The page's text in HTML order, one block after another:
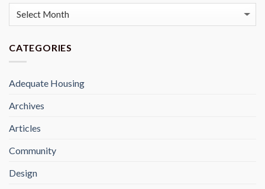
Archives
CATEGORIES
Adequate Housing
Archives
Articles
Community
Design